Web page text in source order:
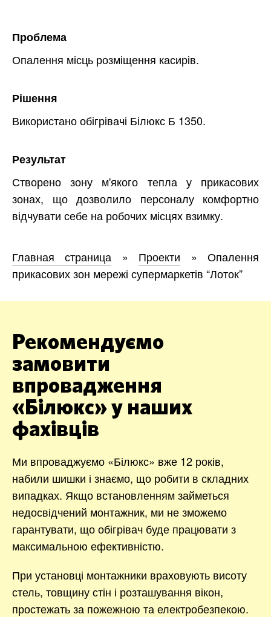
Проблема
Опалення місць розміщення касирів.
Рішення
Використано обігрівачі Білюкс Б 1350.
Результат
Створено зону м'якого тепла у прикасових
зонах, що дозволило персоналу комфортно
відчувати себе на робочих місцях взимку.
Главная страница » Проекти »Опалення
прикасових зон мережі супермаркетів “Лоток”
Рекомендуємо
замовити
впровадження
«Білюкс» у наших
фахівців
Ми впроваджуємо «Білюкс» вже 12 років,
набили шишки і знаємо, що робити в складних
випадках. Якщо встановленням займеться
недосвідчений монтажник, ми не зможемо
гарантувати, що обігрівач буде працювати з
максимальною ефективністю.
При установці монтажники враховують висоту
стель, товщину стін і розташування вікон,
простежать за пожежною та електробезпекою.